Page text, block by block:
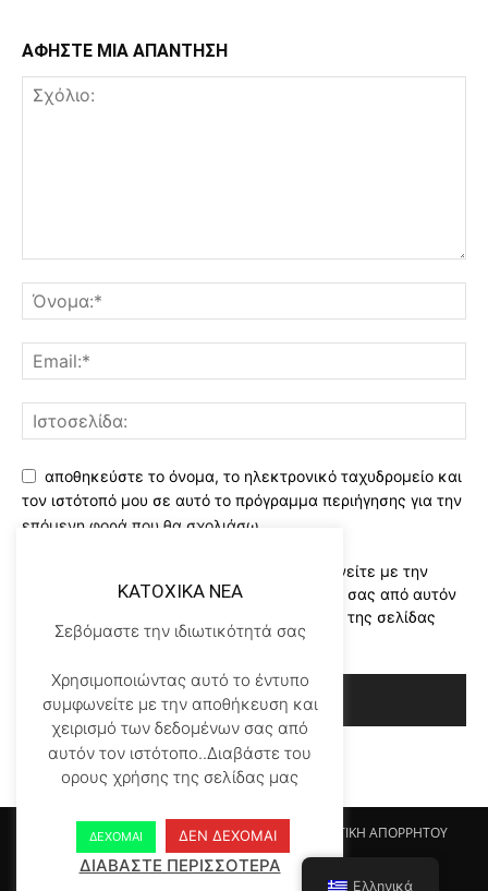
ΑΦΗΣΤΕ ΜΙΑ ΑΠΑΝΤΗΣΗ
αποθηκεύστε το όνομα, το ηλεκτρονικό ταχυδρομείο και
τον ιστότοπό μου σε αυτό το πρόγραμμα περιήγησης για την
επόμενη φορά που θα σχολιάσω.
Χρησιμοποιώντας αυτό το έντυπο συμφωνείτε με την
αποθήκευση και χειρισμό των δεδομένων σας από αυτόν
τον ιστότοπο..Διαβάστε του ορους χρήσης της σελίδας
μας*
Αρχικη KATOHIKA NEA Login Register
ΠΟΛΙΤΙΚΗ ΑΠΟΡΡΗΤΟΥ
ΟΡΟΙ ΧΡΗΣΗΣ
ΕΠΙΚΟΙΝΩΝΙΑ
KATOXIKA NEA
Σεβόμαστε την ιδιωτικότητά σας
Χρησιμοποιώντας αυτό το έντυπο
συμφωνείτε με την αποθήκευση και
χειρισμό των δεδομένων σας από
αυτόν τον ιστότοπο..Διαβάστε του
ορους χρήσης της σελίδας μας
ΔΕΧΟΜΑΙ ΔΕΝ ΔΕΧΟΜΑΙ
ΔΙΑΒΑΣΤΕ ΠΕΡΙΣΣΟΤΕΡΑ
Ελληνικά